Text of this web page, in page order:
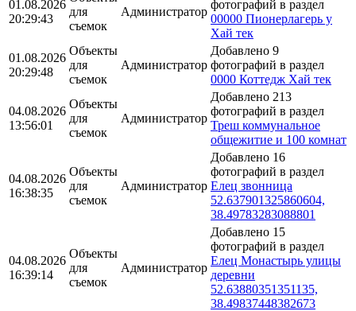
01.08.2026
20:29:43
для
съемок
Администратор
фотографий в раздел
00000 Пионерлагерь у
Хай тек
01.08.2026
20:29:48
Объекты
для
съемок
Администратор
Добавлено 9
фотографий в раздел
0000 Коттедж Хай тек
04.08.2026
13:56:01
Объекты
для
съемок
Администратор
Добавлено 213
фотографий в раздел
Треш коммунальное
общежитие и 100 комнат
04.08.2026
16:38:35
Объекты
для
съемок
Администратор
Добавлено 16
фотографий в раздел
Елец звонница
52.637901325860604,
38.49783283088801
04.08.2026
16:39:14
Объекты
для
съемок
Администратор
Добавлено 15
фотографий в раздел
Елец Монастырь улицы
деревни
52.63880351351135,
38.49837448382673